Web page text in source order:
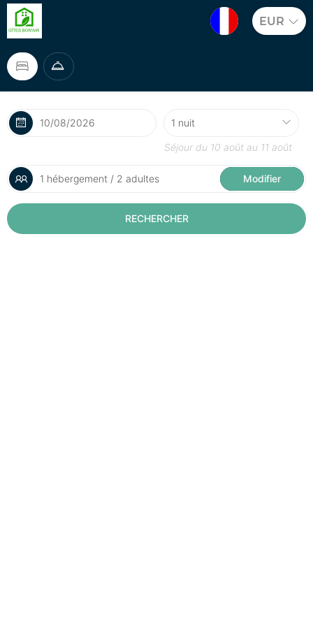
EUR
Séjour du 10 août au 11 août
1 hébergement / 2 adultes Modifier